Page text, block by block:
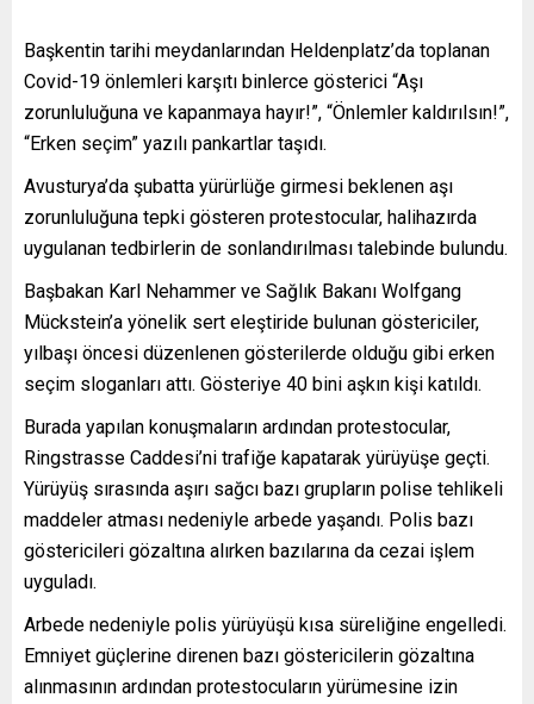
Başkentin tarihi meydanlarından Heldenplatz’da toplanan
Covid-19 önlemleri karşıtı binlerce gösterici “Aşı
zorunluluğuna ve kapanmaya hayır!”, “Önlemler kaldırılsın!”,
“Erken seçim” yazılı pankartlar taşıdı.
Avusturya’da şubatta yürürlüğe girmesi beklenen aşı
zorunluluğuna tepki gösteren protestocular, halihazırda
uygulanan tedbirlerin de sonlandırılması talebinde bulundu.
Başbakan Karl Nehammer ve Sağlık Bakanı Wolfgang
Mückstein’a yönelik sert eleştiride bulunan göstericiler,
yılbaşı öncesi düzenlenen gösterilerde olduğu gibi erken
seçim sloganları attı. Gösteriye 40 bini aşkın kişi katıldı.
Burada yapılan konuşmaların ardından protestocular,
Ringstrasse Caddesi’ni trafiğe kapatarak yürüyüşe geçti.
Yürüyüş sırasında aşırı sağcı bazı grupların polise tehlikeli
maddeler atması nedeniyle arbede yaşandı. Polis bazı
göstericileri gözaltına alırken bazılarına da cezai işlem
uyguladı.
Arbede nedeniyle polis yürüyüşü kısa süreliğine engelledi.
Emniyet güçlerine direnen bazı göstericilerin gözaltına
alınmasının ardından protestocuların yürümesine izin